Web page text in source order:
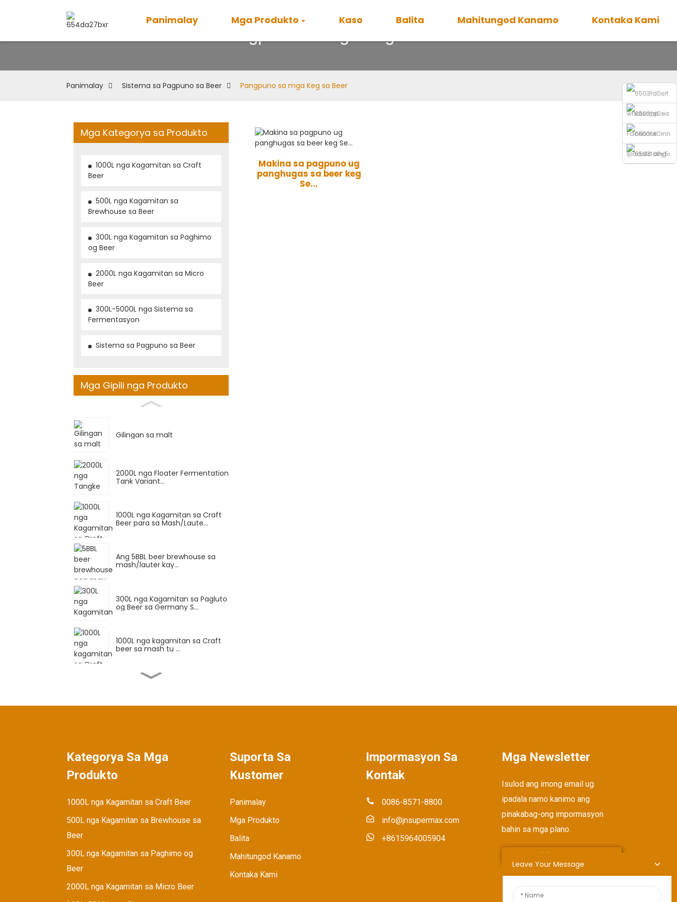
Panimalay Mga Produkto Kaso Balita Mahitungod Kanamo Kontaka Kami
whatsapp
Facebook
Ipadala ang
Panimalay Sistema sa Pagpuno sa Beer Pangpuno sa mga Keg sa Beer
Mga Kategorya sa Produkto
1000L nga Kagamitan sa Craft
Beer
500L nga Kagamitan sa
Brewhouse sa Beer
300L nga Kagamitan sa Paghimo
og Beer
2000L nga Kagamitan sa Micro
Beer
300L-5000L nga Sistema sa
Fermentasyon
Sistema sa Pagpuno sa Beer
Mga Gipili nga Produkto
Gilingan sa malt
2000L nga Floater Fermentation
Tank Variant...
1000L nga Kagamitan sa Craft
Beer para sa Mash/Laute...
Ang 5BBL beer brewhouse sa
mash/lauter kay...
300L nga Kagamitan sa Pagluto
og Beer sa Germany S...
1000L nga kagamitan sa Craft
beer sa mash tu ...
20BBL 2 ka barko nga
1000L nga doble nga bungbong
nga conical Fermenter
Semi-auto nga pagpuno sa
botelya ug capper ma ...
Makina sa pagpuno ug
panghugas sa beer keg
Se...
Kategorya Sa Mga
Produkto
1000L nga Kagamitan sa Craft Beer
500L nga Kagamitan sa Brewhouse sa
Beer
300L nga Kagamitan sa Paghimo og
Beer
2000L nga Kagamitan sa Micro Beer
Suporta Sa
Kustomer
Panimalay
Mga Produkto
Balita
Mahitungod Kanamo
Kontaka Kami
Impormasyon Sa
Kontak
0086-8571-8800
info@jnsupermax.com
+8615964005904
Mga Newsletter
Isulod ang imong email ug
ipadala namo kanimo ang
pinakabag-ong impormasyon
bahin sa mga plano.
Pagpadala Og Pangutana
Leave Your Message